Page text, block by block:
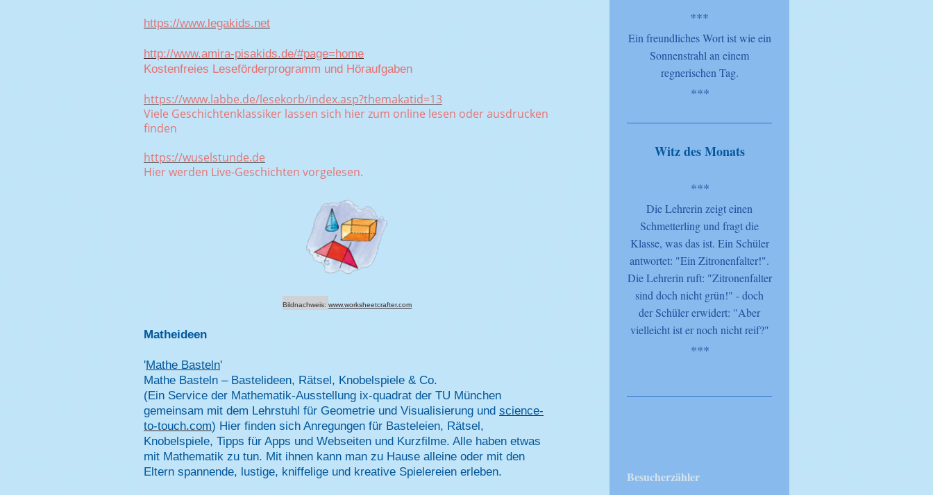
https://www.legakids.net
http://www.amira-pisakids.de/#page=home
Kostenfreies Leseförderprogramm und Höraufgaben
https://www.labbe.de/lesekorb/index.asp?themakatid=13
Viele Geschichtenklassiker lassen sich hier zum online lesen oder ausdrucken
finden
https://wuselstunde.de
Hier werden Live-Geschichten vorgelesen.
Bildnachweis:www.worksheetcrafter.com
Matheideen
'Mathe Basteln'
Mathe Basteln – Bastelideen, Rätsel, Knobelspiele & Co.
(Ein Service der Mathematik-Ausstellung ix-quadrat der TU München
gemeinsam mit dem Lehrstuhl für Geometrie und Visualisierung und science-
to-touch.com) Hier finden sich Anregungen für Basteleien, Rätsel,
Knobelspiele, Tipps für Apps und Webseiten und Kurzfilme. Alle haben etwas
mit Mathematik zu tun. Mit ihnen kann man zu Hause alleine oder mit den
Eltern spannende, lustige, kniffelige und kreative Spielereien erleben.
***
Ein freundliches Wort ist wie ein
Sonnenstrahl an einem
regnerischen Tag.
***
Witz des Monats
***
Die Lehrerin zeigt einen
Schmetterling und fragt die
Klasse, was das ist. Ein Schüler
antwortet: "Ein Zitronenfalter!".
Die Lehrerin ruft: "Zitronenfalter
sind doch nicht grün!" - doch
der Schüler erwidert: "Aber
vielleicht ist er noch nicht reif?"
***
Besucherzähler